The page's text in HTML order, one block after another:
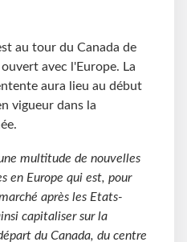
au tour du Canada de
avec l'Europe. La
aura lieu au début
vigueur dans la
multitude de nouvelles
en Europe qui est, pour
après les Etats-
capitaliser sur la
du Canada, du centre